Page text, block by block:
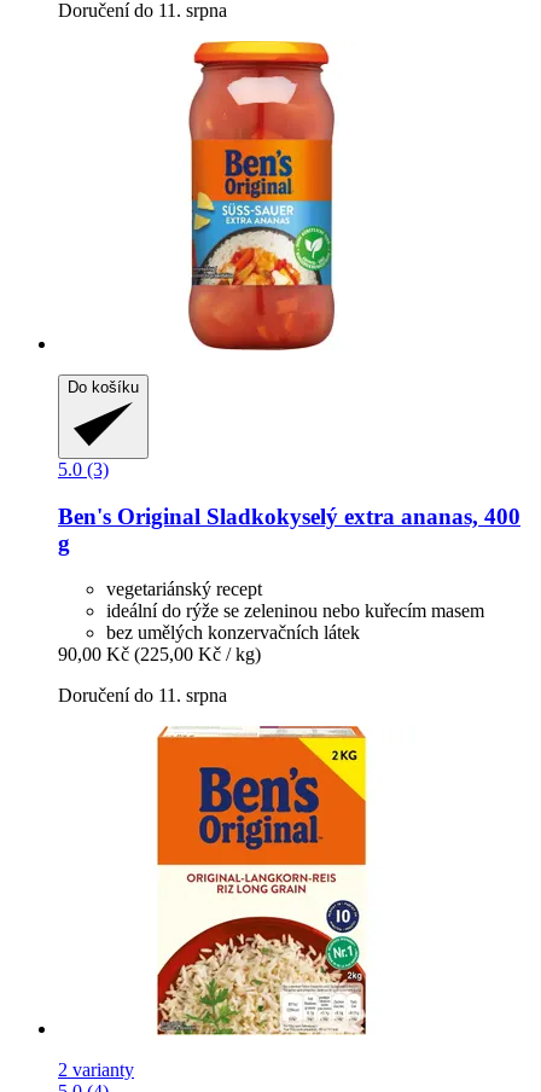
Doručení do 11. srpna
Do košíku
5.0 (3)
Ben's Original Sladkokyselý extra ananas, 400
g
vegetariánský recept
ideální do rýže se zeleninou nebo kuřecím masem
bez umělých konzervačních látek
90,00 Kč (225,00 Kč / kg)
Doručení do 11. srpna
2 varianty